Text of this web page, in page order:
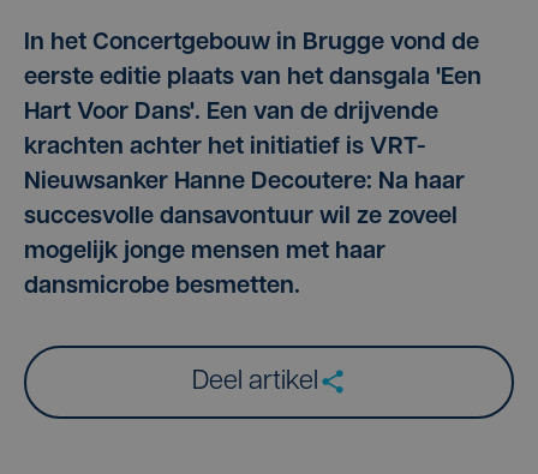
In het Concertgebouw in Brugge vond de
eerste editie plaats van het dansgala 'Een
Hart Voor Dans'. Een van de drijvende
krachten achter het initiatief is VRT-
Nieuwsanker Hanne Decoutere: Na haar
succesvolle dansavontuur wil ze zoveel
mogelijk jonge mensen met haar
dansmicrobe besmetten.
Deel artikel